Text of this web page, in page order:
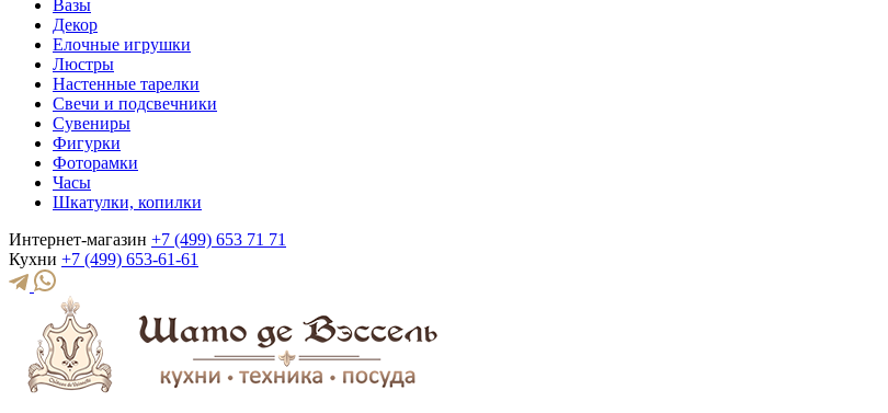
Вазы
Декор
Елочные игрушки
Люстры
Настенные тарелки
Свечи и подсвечники
Сувениры
Фигурки
Фоторамки
Часы
Шкатулки, копилки
Интернет-магазин +7 (499) 653 71 71
Кухни +7 (499) 653-61-61